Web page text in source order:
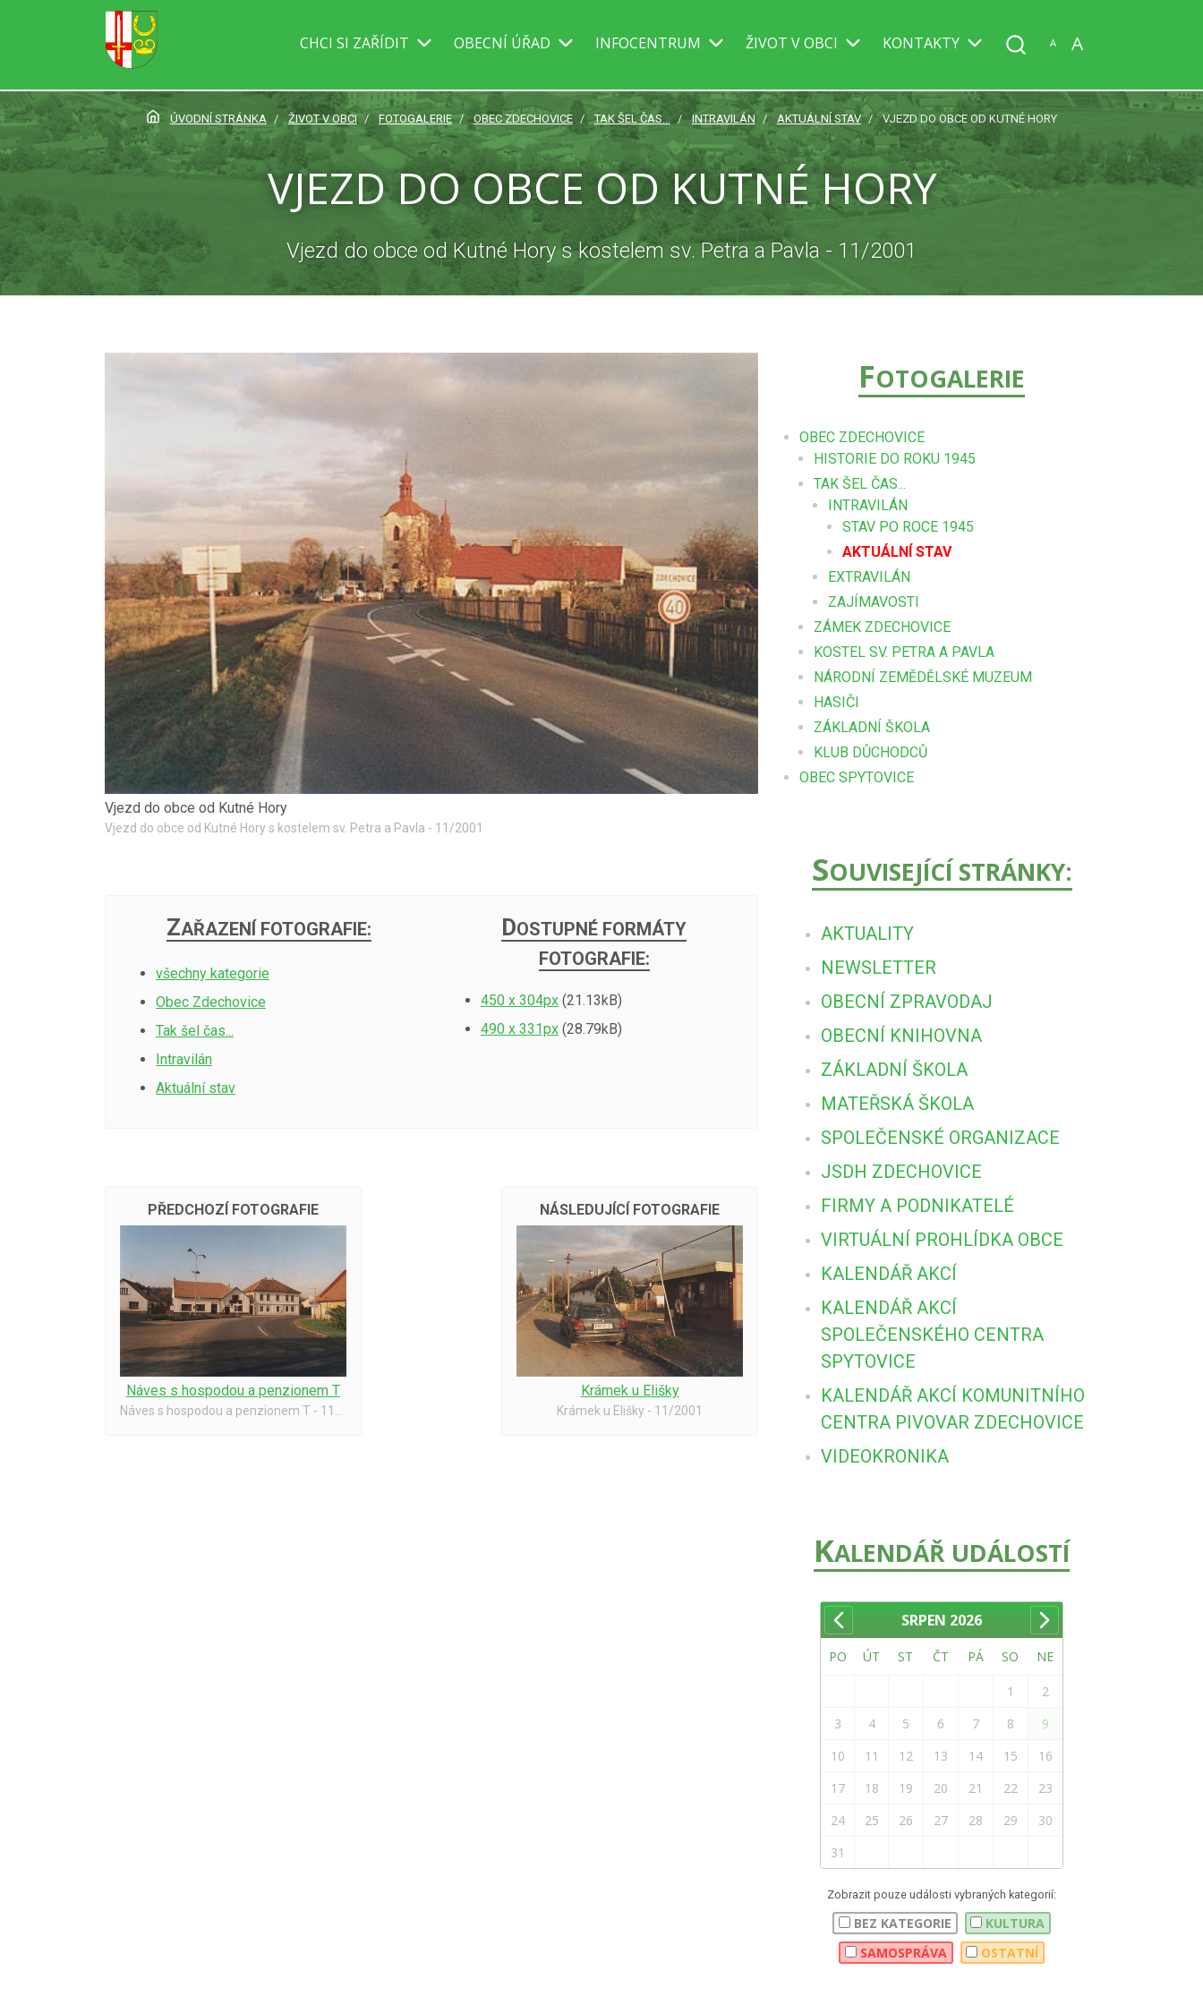
CHCI SI ZAŘÍDIT OBECNÍ ÚŘAD INFOCENTRUM ŽIVOT V OBCI KONTAKTY A A
ÚVODNÍ STRÁNKA ŽIVOT V OBCI FOTOGALERIE OBEC ZDECHOVICE TAK ŠEL ČAS... INTRAVILÁN AKTUÁLNÍ STAV VJEZD DO OBCE OD KUTNÉ HORY
VJEZD DO OBCE OD KUTNÉ HORY
Vjezd do obce od Kutné Hory s kostelem sv. Petra a Pavla - 11/2001
Vjezd do obce od Kutné Hory
Vjezd do obce od Kutné Hory s kostelem sv. Petra a Pavla - 11/2001
ZAŘAZENÍ FOTOGRAFIE:
všechny kategorie
Obec Zdechovice
Tak šel čas...
Intravilán
Aktuální stav
DOSTUPNÉ FORMÁTY
FOTOGRAFIE:
450 x 304px (21.13kB)
490 x 331px (28.79kB)
PŘEDCHOZÍ FOTOGRAFIE
Náves s hospodou a penzionem T
NÁSLEDUJÍCÍ FOTOGRAFIE
Krámek u Elišky
Krámek u Elišky - 11/2001
FOTOGALERIE
OBEC ZDECHOVICE
HISTORIE DO ROKU 1945
TAK ŠEL ČAS...
INTRAVILÁN
STAV PO ROCE 1945
AKTUÁLNÍ STAV
EXTRAVILÁN
ZAJÍMAVOSTI
ZÁMEK ZDECHOVICE
KOSTEL SV. PETRA A PAVLA
NÁRODNÍ ZEMĚDĚLSKÉ MUZEUM
HASIČI
ZÁKLADNÍ ŠKOLA
KLUB DŮCHODCŮ
OBEC SPYTOVICE
SOUVISEJÍCÍ STRÁNKY:
AKTUALITY
NEWSLETTER
OBECNÍ ZPRAVODAJ
OBECNÍ KNIHOVNA
ZÁKLADNÍ ŠKOLA
MATEŘSKÁ ŠKOLA
SPOLEČENSKÉ ORGANIZACE
JSDH ZDECHOVICE
FIRMY A PODNIKATELÉ
VIRTUÁLNÍ PROHLÍDKA OBCE
KALENDÁŘ AKCÍ
KALENDÁŘ AKCÍ
SPOLEČENSKÉHO CENTRA
SPYTOVICE
KALENDÁŘ AKCÍ KOMUNITNÍHO
CENTRA PIVOVAR ZDECHOVICE
VIDEOKRONIKA
KALENDÁŘ UDÁLOSTÍ
SRPEN 2026
PO ÚT ST ČT PÁ SO NE
1
2
3
4 5 6 7 8
9
10
11 12 13 14 15
16
17
18 19 20 21 22
23
24
25 26 27 28 29
30
31
Zobrazit pouze události vybraných kategorií:
BEZ KATEGORIE
KULTURA
SAMOSPRÁVA
OSTATNÍ